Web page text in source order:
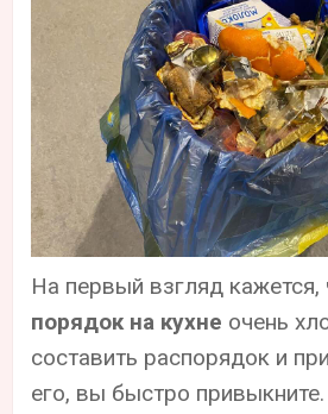
На первый взгляд кажется,
порядок на кухне очень
составить распорядок и
его, вы быстро